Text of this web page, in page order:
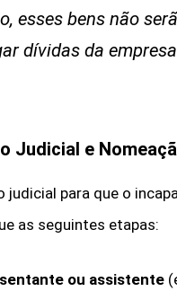
esses bens não
dívidas da
Judicial e
judicial para que o
as seguintes etapas:
ou assistente